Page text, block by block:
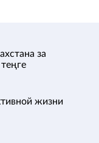
за
жизни